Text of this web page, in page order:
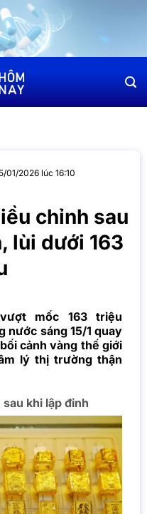
01/2026 lúc 16:10
chỉnh sau
lùi dưới 163
mốc 163 triệu
nước sáng 15/1 quay
cảnh vàng thế giới
lý thị trường thận
khi lập đỉnh